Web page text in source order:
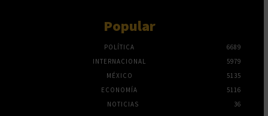
Popular
POLÍTICA
6689
INTERNACIONAL
5979
MÉXICO
5135
ECONOMÍA
5116
NOTICIAS
36